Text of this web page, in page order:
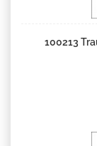
100213